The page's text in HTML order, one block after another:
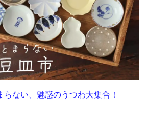
らない、魅惑のうつわ大集合！